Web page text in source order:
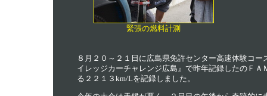
緊張の燃料計測
８月２０～２１日に広島県免許センター高速体験コー
イレッジカーチャレンジ広島』で昨年記録したのＦＡ
る２２１３km/Lを記録しました。